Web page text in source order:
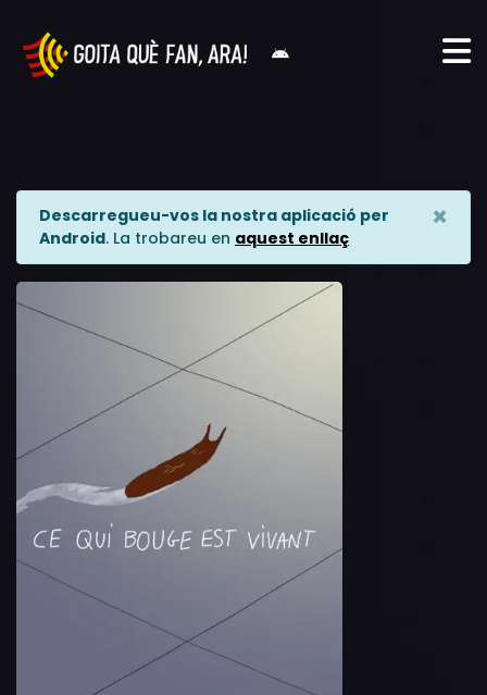
Descarregueu-vos la nostra aplicació per
Android. La trobareu en aquest enllaç
×